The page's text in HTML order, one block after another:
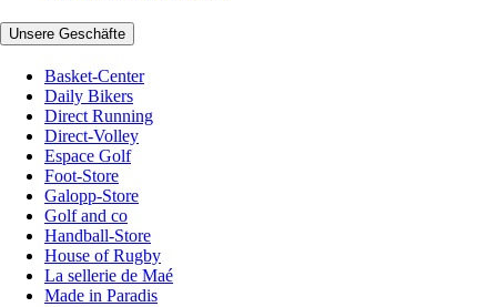
Unsere Geschäfte
Basket-Center
Daily Bikers
Direct Running
Direct-Volley
Espace Golf
Foot-Store
Galopp-Store
Golf and co
Handball-Store
House of Rugby
La sellerie de Maé
Made in Paradis